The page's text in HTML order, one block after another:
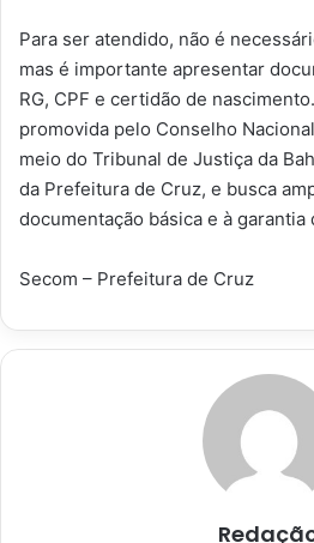
Para ser atendido, não é
mas é importante apresentar
RG, CPF e certidão de
promovida pelo Conselho
meio do Tribunal de Justiça da
da Prefeitura de Cruz, e busca
documentação básica e à garantia
Secom – Prefeitura de Cruz